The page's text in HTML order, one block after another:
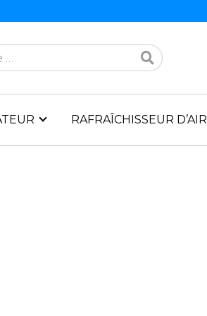
RAFRAÎCHISSEUR D’AIR